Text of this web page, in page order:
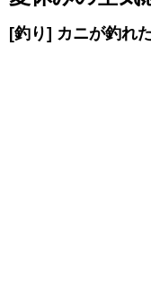
[釣り] カニが釣れ